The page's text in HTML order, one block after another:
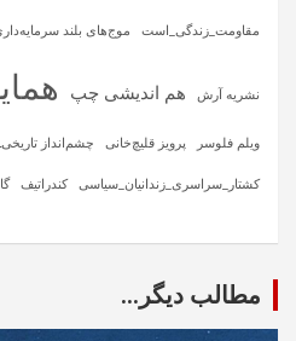
مقاومت_زندگی_است موج‌های بلند
نشریه آرش هم اندیشی چپ
ویلم فلوسر پرویز قلیچ‌خانی چشم‌انداز
کشتار_سراسری_زندانیان_سیاسی کندراتیف
مطالب دیگر...